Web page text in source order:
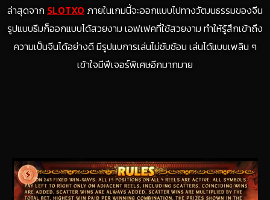
ล่าสุดจาก SLOTXO ภายในเกมนี้จะออกแบบไปทางวัฒนธรรมของจีน
รูปแบบธีมก็ออกแบบได้สวยงาม เอฟเฟคที่ใช้สวยงาม ทำให้รู้สึกเข้าถึง
ความเป็นจีนได้อย่างดี มีรูปแบการเล่นไม่ซับซ้อน เล่นได้แบบเพลิน ๆ
เข้าใจมีฟีเจอร์พิเศษอีกมากมาย